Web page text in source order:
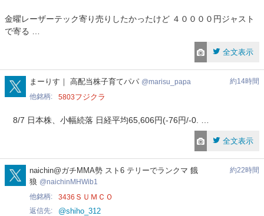
金曜レーザーテック寄り売りしたかったけど ４００００円ジャスト
で寄る …
全文表示
marisu_papa
まーりす｜ 高配当株子育てパパ marisu_papa
約14時間
他銘柄
5803フジクラ
8/7 日本株、小幅続落 日経平均65,606円(-76円/-0. …
全文表示
naichinMHWib1
naichin@ガチMMA勢 スト6 テリーでランクマ 餓
狼
naichinMHWib1
約22時間
他銘柄 3436 ＳＵＭＣＯ
返信先 @shiho_312
キオクシア、東エレ、レーザーテック、リバは取ったから前場終了
8月7日 10時48分
関連銘柄
6920レーザーテック
返信先 @nicosokufx
レーザーテックは売買代金1位のまま需給が痩せていったのが効き
ましたね。回転の速い個人が主体だと、押し目買いが在庫の積み上
げにもなる。短期は需給、長期は業績で切り分けたいところです。
全文表示